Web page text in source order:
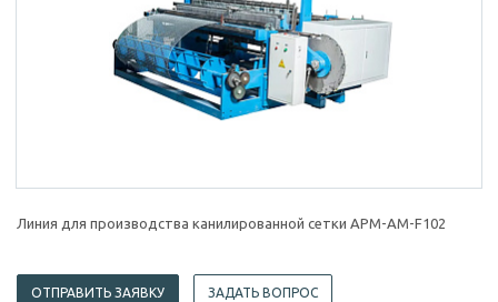
Линия для производства канилированной сетки APM-AM-F102
ОТПРАВИТЬ ЗАЯВКУ ЗАДАТЬ ВОПРОС